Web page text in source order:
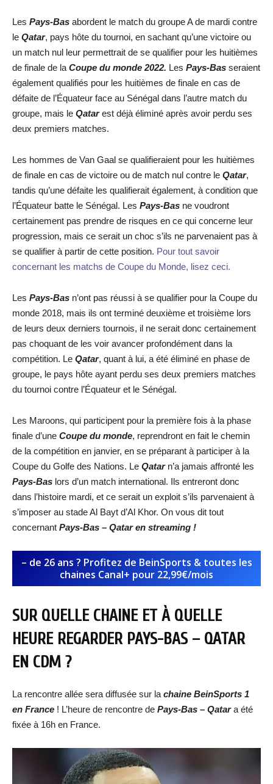
Les Pays-Bas abordent le match du groupe A de mardi contre
le Qatar, pays hôte du tournoi, en sachant qu’une victoire ou
un match nul leur permettrait de se qualifier pour les huitièmes
de finale de la Coupe du monde 2022. Les Pays-Bas seraient
également qualifiés pour les huitièmes de finale en cas de
défaite de l’Équateur face au Sénégal dans l’autre match du
groupe, mais le Qatarest déjà éliminé après avoir perdu ses
deux premiers matches.
Les hommes de Van Gaal se qualifieraient pour les huitièmes
de finale en cas de victoire ou de match nul contre le Qatar,
tandis qu’une défaite les qualifierait également, à condition que
l’Équateur batte le Sénégal. Les Pays-Bas ne voudront
certainement pas prendre de risques en ce qui concerne leur
progression, mais ce serait un choc s’ils ne parvenaient pas à
se qualifier à partir de cette position. Pour tout savoir
concernant les matchs de Coupe du Monde, lisez ceci.
Les Pays-Bas n’ont pas réussi à se qualifier pour la Coupe du
monde 2018, mais ils ont terminé deuxième et troisième lors
de leurs deux derniers tournois, il ne serait donc certainement
pas choquant de les voir avancer profondément dans la
compétition. Le Qatar, quant à lui, a été éliminé en phase de
groupe, le pays hôte ayant perdu ses deux premiers matches
du tournoi contre l’Équateur et le Sénégal.
Les Maroons, qui participent pour la première fois à la phase
finale d’une Coupe du monde, reprendront en fait le chemin
de la compétition en janvier, en se préparant à participer à la
Coupe du Golfe des Nations. Le Qatar n’a jamais affronté les
Pays-Bas lors d’un match international. Ils entreront donc
dans l’histoire mardi, et ce serait un exploit s’ils parvenaient à
s’imposer au stade Al Bayt d’Al Khor. On vous dit tout
concernant Pays-Bas – Qataren streaming !
– de 26 ans ? Profitez de BeinSports & toutes les
chaines Canal+ pour 22,99€/mois
SUR QUELLE CHAINE ET À QUELLE
HEURE REGARDER PAYS-BAS – QATAR
EN CDM ?
La rencontre allée sera diffusée sur la chaine BeinSports 1
en France ! L’heure de rencontre de Pays-Bas – Qatara été
fixée à 16h en France.